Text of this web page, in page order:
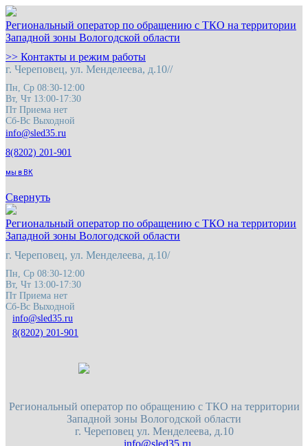
Региональный оператор по обращению с ТКО на территории
Западной зоны Вологодской области
>> Контакты и режим работы
г. Череповец, ул. Менделеева, д.10//
Пн, Ср 08:30-12:00
Вт, Чт 13:00-17:30
Пт Приема нет
Сб-Вс Выходной
8(8202) 201-901
мы в ВК
Свернуть
Региональный оператор по обращению с ТКО на территории
Западной зоны Вологодской области
г. Череповец, ул. Менделеева, д.10/
Пн, Ср 08:30-12:00
Вт, Чт 13:00-17:30
Пт Приема нет
Сб-Вс Выходной
8(8202) 201-901
Региональный оператор по обращению с ТКО на территории
Западной зоны Вологодской области
г. Череповец ул. Менделеева, д.10